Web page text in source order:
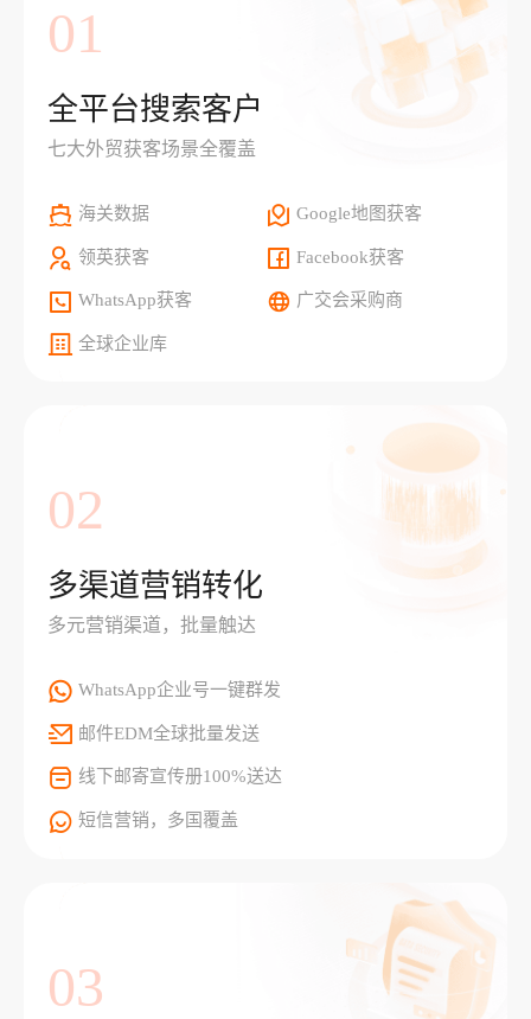
01
全平台搜索客户
七大外贸获客场景全覆盖
海关数据 Google地图获客
领英获客 Facebook获客
WhatsApp获客 广交会采购商
全球企业库
02
多渠道营销转化
多元营销渠道，批量触达
WhatsApp企业号一键群发
邮件EDM全球批量发送
线下邮寄宣传册100%送达
短信营销，多国覆盖
03